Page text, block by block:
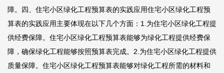
障。四、住宅小区绿化工程预算表的实践应用住宅小区绿化工程预
算表的实践应用主要体现在以下几个方面：1.为住宅小区绿化工程提
供经费保障。住宅小区绿化工程预算表能够为绿化工程提供经费保
障，确保绿化工程能够按照预算表完成。2.为住宅小区绿化工程提供
质量保障。住宅小区绿化工程预算表能够对绿化工程所需的材料和